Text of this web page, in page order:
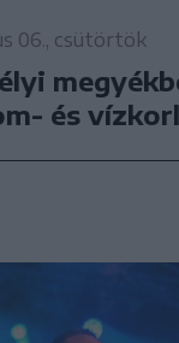
06., csütörtök
és